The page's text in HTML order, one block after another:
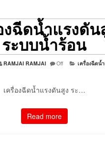
งฉีดน้ำแรงดัน
ระบบน้ำร้อน
RAMJAI RAMJAI Off เครื่องฉีดน้
เครื่องฉีดน้ำแรงดันสูง ระ…
Read more